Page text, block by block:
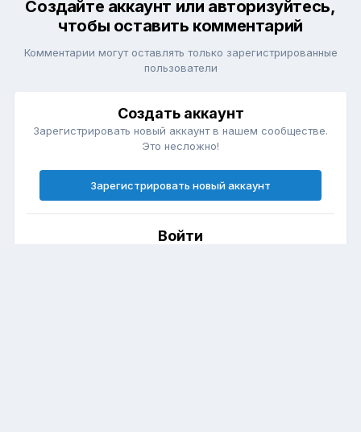
Создайте аккаунт или авторизуйтесь,
чтобы оставить комментарий
Комментарии могут оставлять только зарегистрированные
пользователи
Создать аккаунт
Зарегистрировать новый аккаунт в нашем сообществе.
Это несложно!
Зарегистрировать новый аккаунт
Войти